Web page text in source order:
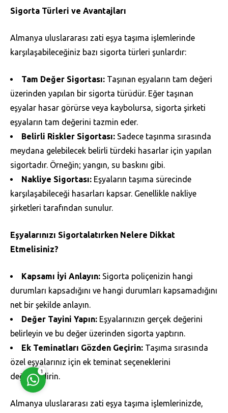
Sigorta Türleri ve Avantajları
Almanya uluslararası zati eşya taşıma işlemlerinde
karşılaşabileceğiniz bazı sigorta türleri şunlardır:
Tam Değer Sigortası: Taşınan eşyaların tam değeri
üzerinden yapılan bir sigorta türüdür. Eğer taşınan
eşyalar hasar görürse veya kaybolursa, sigorta şirketi
eşyaların tam değerini tazmin eder.
Belirli Riskler Sigortası: Sadece taşınma sırasında
meydana gelebilecek belirli türdeki hasarlar için yapılan
sigortadır. Örneğin; yangın, su baskını gibi.
Nakliye Sigortası: Eşyaların taşıma sürecinde
karşılaşabileceği hasarları kapsar. Genellikle nakliye
şirketleri tarafından sunulur.
Eşyalarınızı Sigortalatırken Nelere Dikkat
Etmelisiniz?
Kapsamı İyi Anlayın: Sigorta poliçenizin hangi
durumları kapsadığını ve hangi durumları kapsamadığını
net bir şekilde anlayın.
Değer Tayini Yapın: Eşyalarınızın gerçek değerini
belirleyin ve bu değer üzerinden sigorta yaptırın.
Ek Teminatları Gözden Geçirin: Taşıma sırasında
özel eşyalarınız için ek teminat seçeneklerini
değerlendirin.
Almanya uluslararası zati eşya taşıma işlemlerinizde,
Cevap Yaz
1